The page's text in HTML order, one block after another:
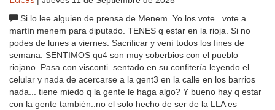
Si lo lee alguien de prensa de Menem. Yo los vote...vote a
martín menem para diputado. TENES q estar en la rioja. Si no
podes de lunes a viernes. Sacrificar y vení todos los fines de
semana. SENTIMOS qu4 son muy soberbios con el pueblo
riojano. Pasa con visconti..sentado en su confitería leyendo el
celular y nada de acercarse a la gent3 en la calle en los barrios
nada... tiene miedo q la gente le haga algo? Y bueno hay q estar
con la gente también..no el solo hecho de ser de la LLA es